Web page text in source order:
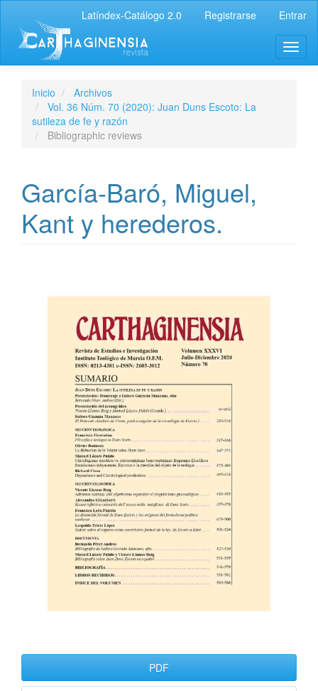
Latíndex-Catálogo 2.0 Registrarse Entrar
Inicio
Archivos
Vol. 36 Núm. 70 (2020): Juan Duns Escoto: La
sutileza de fe y razón
Bibliographic reviews
García-Baró, Miguel,
Kant y herederos.
PDF